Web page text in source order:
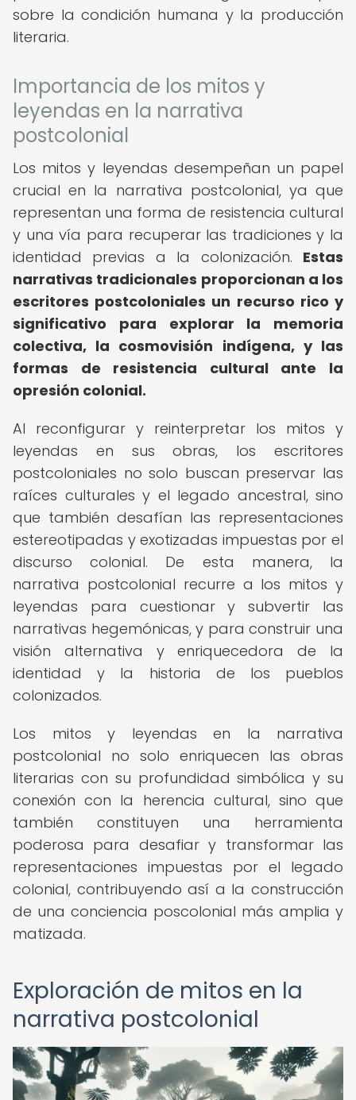
sobre la condición humana y la producción
literaria.
Importancia de los mitos y
leyendas en la narrativa
postcolonial
Los mitos y leyendas desempeñan un papel
crucial en la narrativa postcolonial, ya que
representan una forma de resistencia cultural
y una vía para recuperar las tradiciones y la
identidad previas a la colonización. Estas
narrativas tradicionales proporcionan a los
escritores postcoloniales un recurso rico y
significativo para explorar la memoria
colectiva, la cosmovisión indígena, y las
formas de resistencia cultural ante la
opresión colonial.
Al reconfigurar y reinterpretar los mitos y
leyendas en sus obras, los escritores
postcoloniales no solo buscan preservar las
raíces culturales y el legado ancestral, sino
que también desafían las representaciones
estereotipadas y exotizadas impuestas por el
discurso colonial. De esta manera, la
narrativa postcolonial recurre a los mitos y
leyendas para cuestionar y subvertir las
narrativas hegemónicas, y para construir una
visión alternativa y enriquecedora de la
identidad y la historia de los pueblos
colonizados.
Los mitos y leyendas en la narrativa
postcolonial no solo enriquecen las obras
literarias con su profundidad simbólica y su
conexión con la herencia cultural, sino que
también constituyen una herramienta
poderosa para desafiar y transformar las
representaciones impuestas por el legado
colonial, contribuyendo así a la construcción
de una conciencia poscolonial más amplia y
matizada.
Exploración de mitos en la
narrativa postcolonial